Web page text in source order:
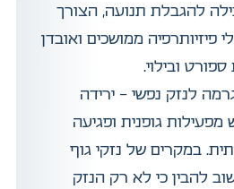
להגבלת תנועה, הצורך
פיזיותרפיה ממושכים ואובדן
ובילוי.
לנזק נפשי – ירידה
גופנית ופגיעה
במקרים של נזקי גוף
להבין כי לא רק הנזק